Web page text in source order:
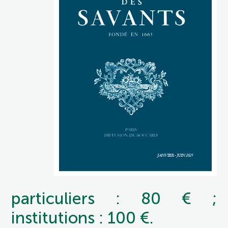
particuliers : 80 € ;
institutions : 100 €.